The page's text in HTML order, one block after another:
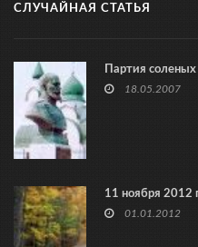
СЛУЧАЙНАЯ СТАТЬЯ
Партия соленых
18.05.2007
11 ноября 2012
01.01.2012